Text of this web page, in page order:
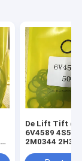
De Lift Tift die
6V4589
2M0344